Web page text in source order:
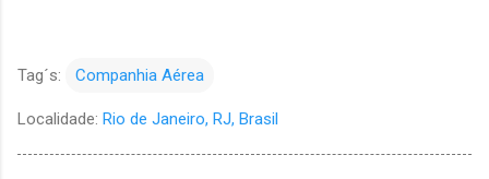
Tag´s: Companhia Aérea
Localidade: Rio de Janeiro, RJ, Brasil